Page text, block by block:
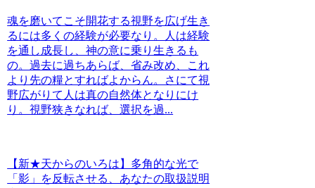
魂を磨いてこそ開花する視野を広げ生き
るには多くの経験が必要なり。人は経験
を通し成長し、神の意に乗り生きるも
の。過去に過ちあらば、省み改め、これ
より先の糧とすればよからん。さにて視
野広がりて人は真の自然体となりにけ
り。視野狭きなれば、選択を過...
【新★天からのいろは】多角的な光で
「影」を反転させる、あなたの取扱説明